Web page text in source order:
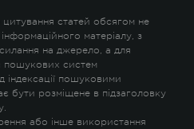
цитування статей обсягом не
матеріалу, з
на джерело, а для
пошукових систем
індексації пошуковими
бути розміщене в підзаголовку
або інше використання